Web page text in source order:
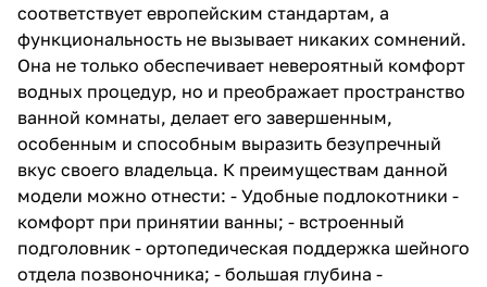
соответствует европейским стандартам, а
функциональность не вызывает никаких сомнений.
Она не только обеспечивает невероятный комфорт
водных процедур, но и преображает пространство
ванной комнаты, делает его завершенным,
особенным и способным выразить безупречный
вкус своего владельца. К преимуществам данной
модели можно отнести: - Удобные подлокотники -
комфорт при принятии ванны; - встроенный
подголовник - ортопедическая поддержка шейного
отдела позвоночника; - большая глубина -